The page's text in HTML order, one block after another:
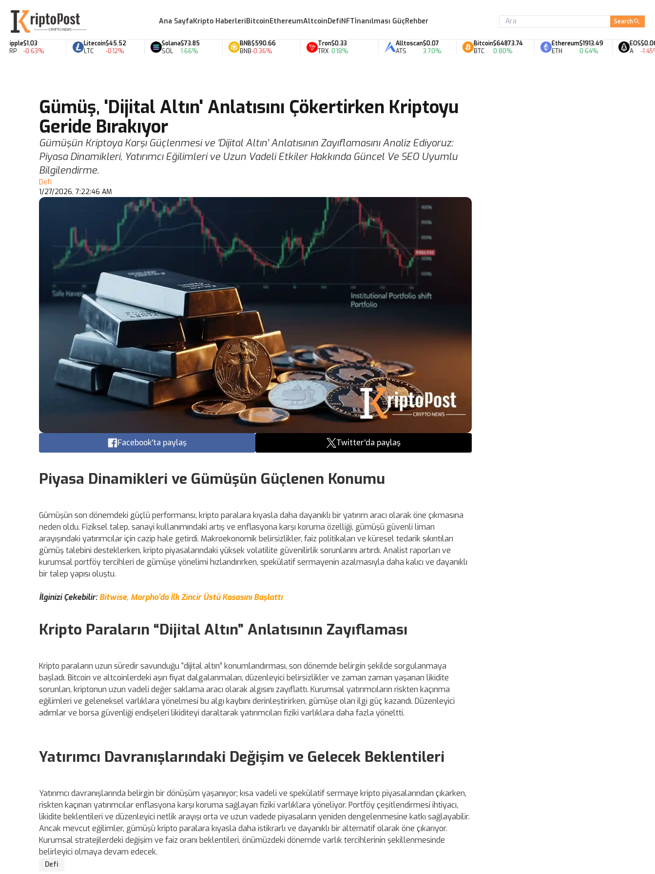
Ana SayfaKripto HaberleriBitcoinEthereumAltcoinDefiNFTİnanılması GüçRehber Search
$1.03
-0.63%
Litecoin
LTC
$45.52
-0.12%
Solana
SOL
$73.85
1.66%
BNB
BNB
$590.66
-0.36%
Tron
TRX
$0.33
0.18%
Alltoscan
ATS
$0.07
3.70%
Bitcoin
BTC
$64873.74
0.80%
Ethereum
ETH
$1913.49
0.64%
EOS
A
$0.06
-1.45%
Gümüş, 'Dijital Altın' Anlatısını Çökertirken Kriptoyu
Geride Bırakıyor
Gümüşün Kriptoya Karşı Güçlenmesi ve 'Dijital Altın' Anlatısının Zayıflamasını Analiz Ediyoruz:
Piyasa Dinamikleri, Yatırımcı Eğilimleri ve Uzun Vadeli Etkiler Hakkında Güncel Ve SEO Uyumlu
Bilgilendirme.
Defi
1/27/2026, 7:22:46 AM
Facebook'ta paylaş Twitter'da paylaş
Piyasa Dinamikleri ve Gümüşün Güçlenen Konumu
Gümüşün son dönemdeki güçlü performansı, kripto paralara kıyasla daha dayanıklı bir yatırım aracı olarak öne çıkmasına
neden oldu. Fiziksel talep, sanayi kullanımındaki artış ve enflasyona karşı koruma özelliği, gümüşü güvenli liman
arayışındaki yatırımcılar için cazip hale getirdi. Makroekonomik belirsizlikler, faiz politikaları ve küresel tedarik sıkıntıları
gümüş talebini desteklerken, kripto piyasalarındaki yüksek volatilite güvenilirlik sorunlarını artırdı. Analist raporları ve
kurumsal portföy tercihleri de gümüşe yönelimi hızlandırırken, spekülatif sermayenin azalmasıyla daha kalıcı ve dayanıklı
bir talep yapısı oluştu.
İlginizi Çekebilir:Bitwise, Morpho'da İlk Zincir Üstü Kasasını Başlattı
Kripto Paraların “Dijital Altın” Anlatısının Zayıflaması
Kripto paraların uzun süredir savunduğu “dijital altın” konumlandırması, son dönemde belirgin şekilde sorgulanmaya
başladı. Bitcoin ve altcoinlerdeki aşırı fiyat dalgalanmaları, düzenleyici belirsizlikler ve zaman zaman yaşanan likidite
sorunları, kriptonun uzun vadeli değer saklama aracı olarak algısını zayıflattı. Kurumsal yatırımcıların riskten kaçınma
eğilimleri ve geleneksel varlıklara yönelmesi bu algı kaybını derinleştirirken, gümüşe olan ilgi güç kazandı. Düzenleyici
adımlar ve borsa güvenliği endişeleri likiditeyi daraltarak yatırımcıları fiziki varlıklara daha fazla yöneltti.
Yatırımcı Davranışlarındaki Değişim ve Gelecek Beklentileri
Yatırımcı davranışlarında belirgin bir dönüşüm yaşanıyor; kısa vadeli ve spekülatif sermaye kripto piyasalarından çıkarken,
riskten kaçınan yatırımcılar enflasyona karşı koruma sağlayan fiziki varlıklara yöneliyor. Portföy çeşitlendirmesi ihtiyacı,
likidite beklentileri ve düzenleyici netlik arayışı orta ve uzun vadede piyasaların yeniden dengelenmesine katkı sağlayabilir.
Ancak mevcut eğilimler, gümüşü kripto paralara kıyasla daha istikrarlı ve dayanıklı bir alternatif olarak öne çıkarıyor.
Kurumsal stratejilerdeki değişim ve faiz oranı beklentileri, önümüzdeki dönemde varlık tercihlerinin şekillenmesinde
belirleyici olmaya devam edecek.
Defi